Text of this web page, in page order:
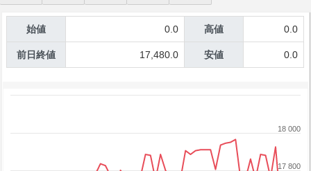
始値 0.0 高値 0.0
前日終値 17,480.0 安値 0.0
17 800
18 000